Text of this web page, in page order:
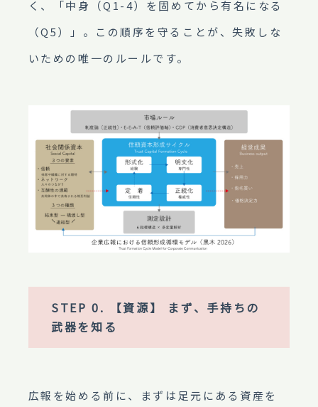
く、「中身（Q1-4）を固めてから有名になる
（Q5）」。この順序を守ることが、失敗しな
いための唯一のルールです。
STEP 0. 【資源】 まず、手持ちの
武器を知る
広報を始める前に、まずは足元にある資産を